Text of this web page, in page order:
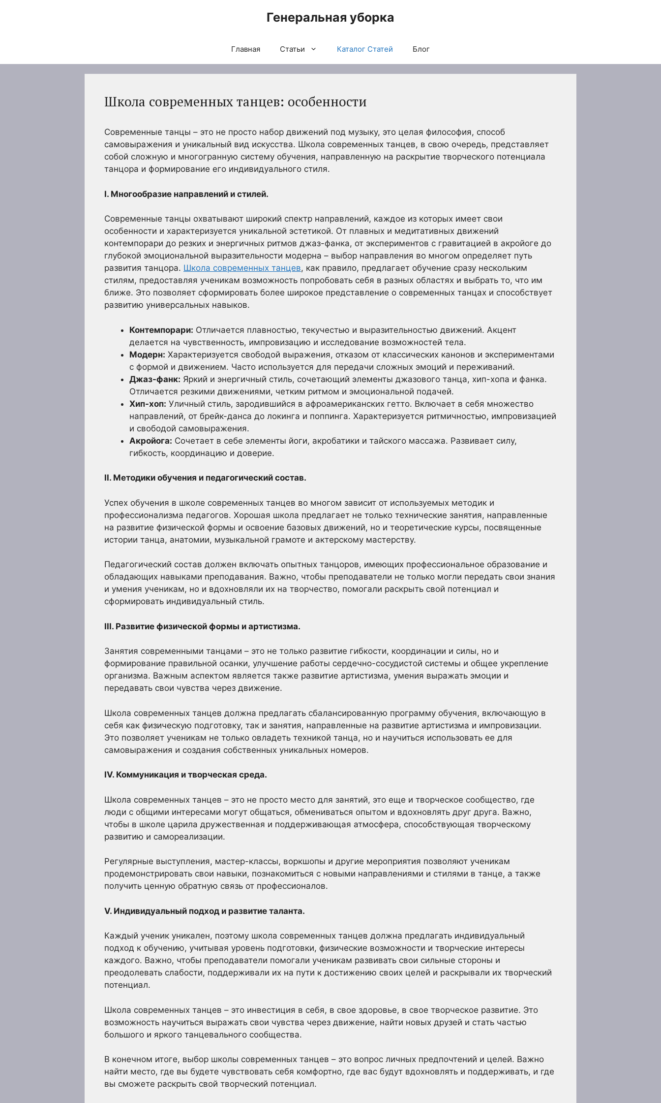
Генеральная уборка
Главная Статьи Каталог Статей Блог
Школа современных танцев: особенности
Современные танцы – это не просто набор движений под музыку, это целая философия, способ
самовыражения и уникальный вид искусства. Школа современных танцев, в свою очередь, представляет
собой сложную и многогранную систему обучения, направленную на раскрытие творческого потенциала
танцора и формирование его индивидуального стиля.
I. Многообразие направлений и стилей.
Современные танцы охватывают широкий спектр направлений, каждое из которых имеет свои
особенности и характеризуется уникальной эстетикой. От плавных и медитативных движений
контемпорари до резких и энергичных ритмов джаз-фанка, от экспериментов с гравитацией в акройоге до
глубокой эмоциональной выразительности модерна – выбор направления во многом определяет путь
развития танцора. Школа современных танцев, как правило, предлагает обучение сразу нескольким
стилям, предоставляя ученикам возможность попробовать себя в разных областях и выбрать то, что им
ближе. Это позволяет сформировать более широкое представление о современных танцах и способствует
развитию универсальных навыков.
Контемпорари: Отличается плавностью, текучестью и выразительностью движений. Акцент
делается на чувственность, импровизацию и исследование возможностей тела.
Модерн: Характеризуется свободой выражения, отказом от классических канонов и экспериментами
с формой и движением. Часто используется для передачи сложных эмоций и переживаний.
Джаз-фанк: Яркий и энергичный стиль, сочетающий элементы джазового танца, хип-хопа и фанка.
Отличается резкими движениями, четким ритмом и эмоциональной подачей.
Хип-хоп: Уличный стиль, зародившийся в афроамериканских гетто. Включает в себя множество
направлений, от брейк-данса до локинга и поппинга. Характеризуется ритмичностью, импровизацией
и свободой самовыражения.
Акройога: Сочетает в себе элементы йоги, акробатики и тайского массажа. Развивает силу,
гибкость, координацию и доверие.
II. Методики обучения и педагогический состав.
Успех обучения в школе современных танцев во многом зависит от используемых методик и
профессионализма педагогов. Хорошая школа предлагает не только технические занятия, направленные
на развитие физической формы и освоение базовых движений, но и теоретические курсы, посвященные
истории танца, анатомии, музыкальной грамоте и актерскому мастерству.
Педагогический состав должен включать опытных танцоров, имеющих профессиональное образование и
обладающих навыками преподавания. Важно, чтобы преподаватели не только могли передать свои знания
и умения ученикам, но и вдохновляли их на творчество, помогали раскрыть свой потенциал и
сформировать индивидуальный стиль.
III. Развитие физической формы и артистизма.
Занятия современными танцами – это не только развитие гибкости, координации и силы, но и
формирование правильной осанки, улучшение работы сердечно-сосудистой системы и общее укрепление
организма. Важным аспектом является также развитие артистизма, умения выражать эмоции и
передавать свои чувства через движение.
Школа современных танцев должна предлагать сбалансированную программу обучения, включающую в
себя как физическую подготовку, так и занятия, направленные на развитие артистизма и импровизации.
Это позволяет ученикам не только овладеть техникой танца, но и научиться использовать ее для
самовыражения и создания собственных уникальных номеров.
IV. Коммуникация и творческая среда.
Школа современных танцев – это не просто место для занятий, это еще и творческое сообщество, где
люди с общими интересами могут общаться, обмениваться опытом и вдохновлять друг друга. Важно,
чтобы в школе царила дружественная и поддерживающая атмосфера, способствующая творческому
развитию и самореализации.
Регулярные выступления, мастер-классы, воркшопы и другие мероприятия позволяют ученикам
продемонстрировать свои навыки, познакомиться с новыми направлениями и стилями в танце, а также
получить ценную обратную связь от профессионалов.
V. Индивидуальный подход и развитие таланта.
Каждый ученик уникален, поэтому школа современных танцев должна предлагать индивидуальный
подход к обучению, учитывая уровень подготовки, физические возможности и творческие интересы
каждого. Важно, чтобы преподаватели помогали ученикам развивать свои сильные стороны и
преодолевать слабости, поддерживали их на пути к достижению своих целей и раскрывали их творческий
потенциал.
Школа современных танцев – это инвестиция в себя, в свое здоровье, в свое творческое развитие. Это
возможность научиться выражать свои чувства через движение, найти новых друзей и стать частью
большого и яркого танцевального сообщества.
В конечном итоге, выбор школы современных танцев – это вопрос личных предпочтений и целей. Важно
найти место, где вы будете чувствовать себя комфортно, где вас будут вдохновлять и поддерживать, и где
вы сможете раскрыть свой творческий потенциал.